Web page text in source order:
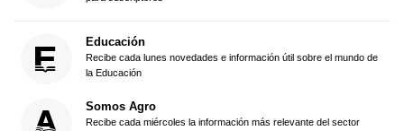
Educación
Recibe cada lunes novedades e información útil sobre el mundo de
la Educación
Somos Agro
Recibe cada miércoles la información más relevante del sector